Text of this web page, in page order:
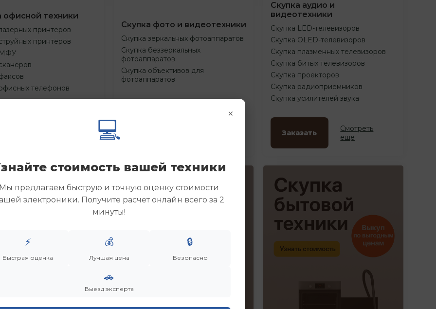
офисной техники
принтеров
принтеров
МФУ
телефонов
Скупка фото и видеотехники
Скупка зеркальных фотоаппаратов
Скупка беззеркальных
фотоаппаратов
Скупка объективов для
фотоаппаратов
Скупка аудио и
видеотехники
Скупка LED-телевизоров
Скупка OLED-телевизоров
Скупка плазменных телевизоров
Скупка битых телевизоров
Скупка проекторов
Скупка радиоприёмников
Скупка усилителей звука
Заказать
Смотреть
еще
×
💻
стоимость вашей техники
предлагаем быструю и точную оценку стоимости
электроники. Получите расчет онлайн всего за 2
минуты!
⚡
Быстрая оценка
💰
Лучшая цена
🔒
Безопасно
🚗
Выезд эксперта